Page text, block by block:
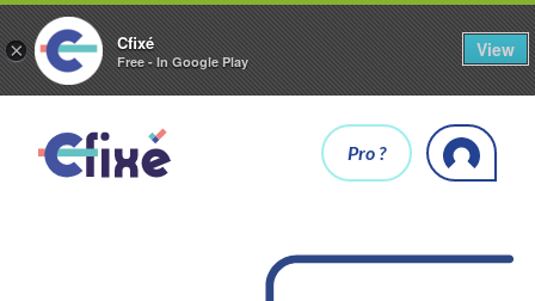
× Cfixé
Free - In Google Play
View
Pro ?